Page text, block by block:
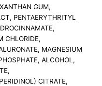
GUM,
PENTAERYTHRITYL
CHLORIDE,
MAGNESIUM
ALCOHOL,
CITRATE,